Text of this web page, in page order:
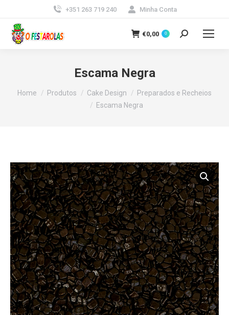
+351 263 719 240 Minha Conta
€0,00 0 Search:
Escama Negra
You are here:
Home Produtos Cake Design
Preparados e Recheios
Escama Negra